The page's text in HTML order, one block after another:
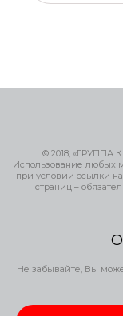
© 2018, «ГРУППА
Использование любых
при условии ссылки
страниц –
Не забывайте, Вы